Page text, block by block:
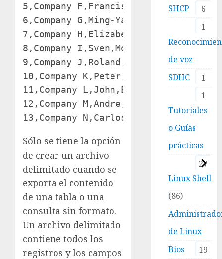
5,Company F,Francisco,Pérez-
6,Company G,Ming-Yang,Xie,Owner
7,Company
8,Company
9,Company
10,Company
11,Company
12,Company M,Andre,Ludo,Purchasing
13,Company N,Carlos,Grilo,Purchasing
Sólo se tiene la opción
de crear un archivo
delimitado cuando se
exporta el contenido
de una tabla o una
consulta sin formato.
Un archivo delimitado
contiene todos los
registros y los campos
6
SHCP
1
de voz
1
SDHC
1
Tutoriales
o Guías
prácticas
27
Linux Shell
86
de Linux
19
Bios